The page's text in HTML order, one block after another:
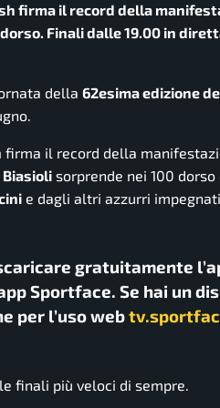
firma il record della
Finali dalle 19.00 in
della 62esima edizione
firma il record della
sorprende nei 100 dorso
e dagli altri azzurri
gratuitamente
Sportface. Se hai un
per l’uso web
finali più veloci di sempre.